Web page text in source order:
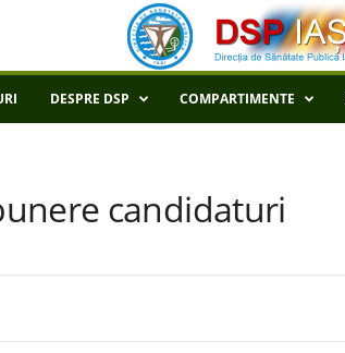
DESPRE DSP COMPARTIMENTE
candidaturi